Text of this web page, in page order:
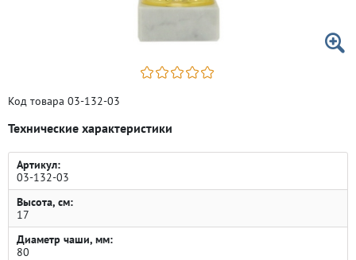
Код товара 03-132-03
Технические характеристики
Артикул:
03-132-03
Высота, см:
17
Диаметр чаши, мм:
80